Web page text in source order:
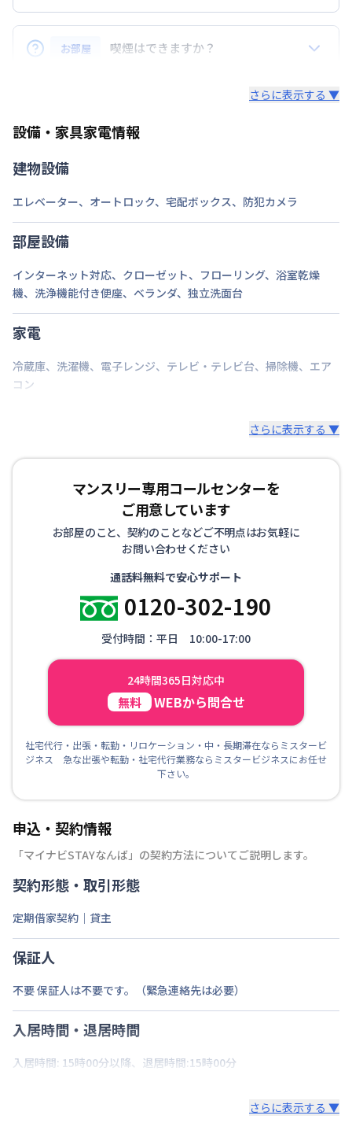
次回更新日
情報更新日より14日以内
お持ち込みいただけます。
ただし、標準設備として部屋に備え付けの家具・家電
以外の扱いについては当社では責任を負いかねます。
また、お持ち込みいただいた家具や家電はご退去時に
お部屋 喫煙はできますか？
さらに表示する ▼
設備・家具家電情報
建物設備
エレベーター、 オートロック、 宅配ボックス、 防犯カメラ
部屋設備
インターネット対応、 クローゼット、 フローリング、 浴室乾燥
機、 洗浄機能付き便座、 ベランダ、 独立洗面台
家電
冷蔵庫、 洗濯機、 電子レンジ、 テレビ・テレビ台、 掃除機、 エア
コン
さらに表示する ▼
マンスリー専用コールセンターを
ご用意しています
お部屋のこと、契約のことなどご不明点はお気軽に
お問い合わせください
通話料無料で安心サポート
0120-302-190
受付時間：平日 10:00-17:00
24時間365日対応中
無料 WEBから問合せ
社宅代行・出張・転勤・リロケーション・中・長期滞在ならミスタービ
ジネス 急な出張や転勤・社宅代行業務ならミスタービジネスにお任せ
下さい。
申込・契約情報
「マイナビSTAYなんば 」の契約方法についてご説明します。
契約形態・取引形態
定期借家契約｜貸主
保証人
不要 保証人は不要です。（緊急連絡先は必要）
入居時間・退居時間
入居時間: 15時00分以降、退居時間:15時00分
さらに表示する ▼